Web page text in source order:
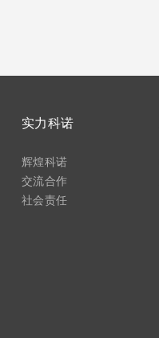
实力科诺
辉煌科诺
交流合作
社会责任